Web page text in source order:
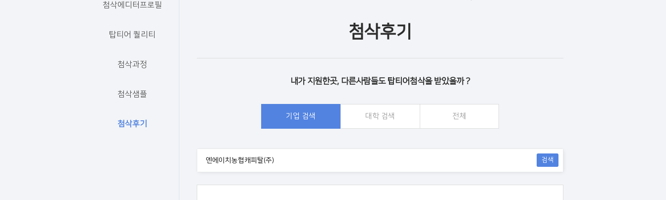
첨삭에디터프로필
탑티어 퀄리티
첨삭과정
첨삭샘플
첨삭후기
첨삭후기
내가 지원한곳, 다른사람들도 탑티어첨삭을 받았을까 ?
기업 검색 대학 검색 전체
검색